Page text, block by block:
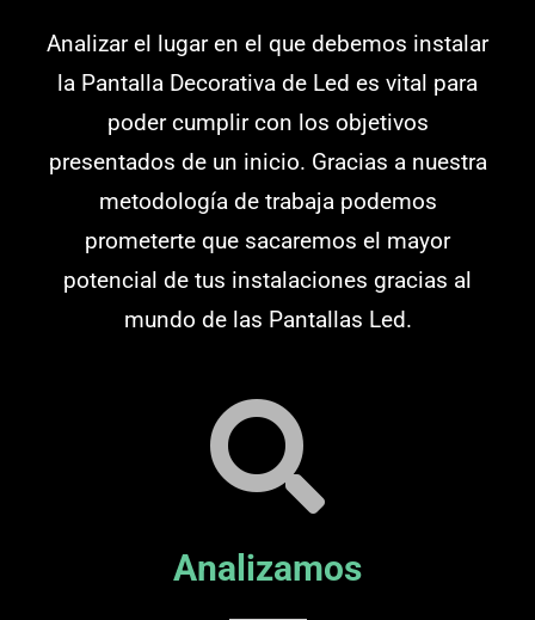
Analizar el lugar en el que debemos instalar
la Pantalla Decorativa de Led es vital para
poder cumplir con los objetivos
presentados de un inicio. Gracias a nuestra
metodología de trabaja podemos
prometerte que sacaremos el mayor
potencial de tus instalaciones gracias al
mundo de las Pantallas Led.
Analizamos